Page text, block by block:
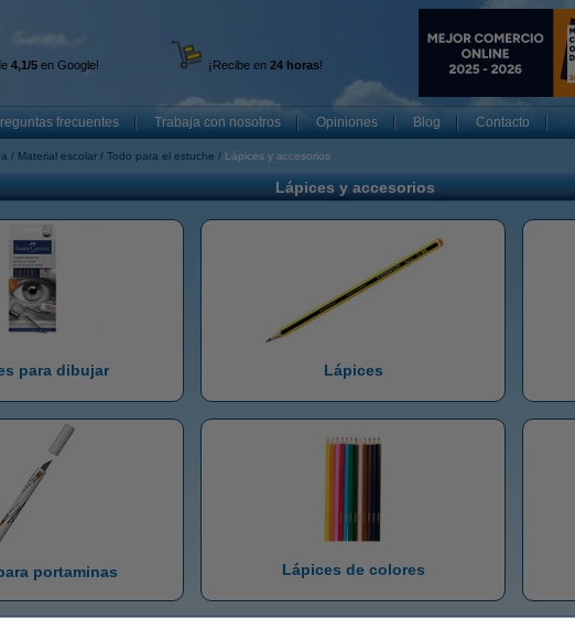
4,1/5 en Google! ¡Recibe en 24 horas!
frecuentes Trabaja con nosotros Opiniones Blog Contacto
Material escolar Todo para el estuche Lápices y accesorios
Lápices y accesorios
para dibujar Lápices
portaminas Lápices de colores